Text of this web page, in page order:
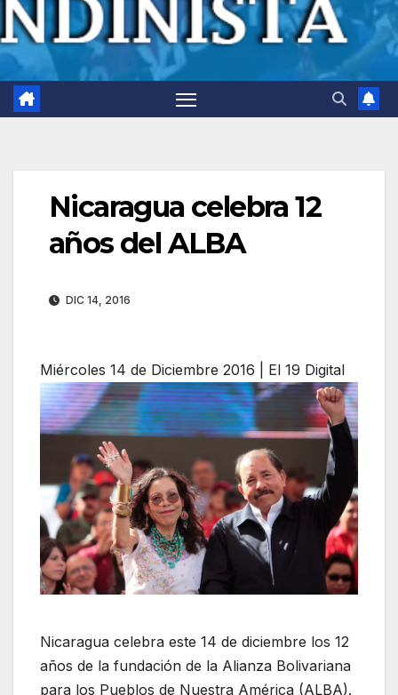
Nicaragua celebra 12
años del ALBA
DIC 14, 2016
Miércoles 14 de Diciembre 2016 | El 19 Digital
Nicaragua celebra este 14 de diciembre los 12
años de la fundación de la Alianza Bolivariana
para los Pueblos de Nuestra América (ALBA).